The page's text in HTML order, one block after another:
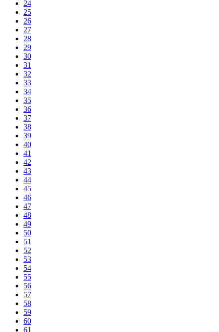
24
25
26
27
28
29
30
31
32
33
34
35
36
37
38
39
40
41
42
43
44
45
46
47
48
49
50
51
52
53
54
55
56
57
58
59
60
61